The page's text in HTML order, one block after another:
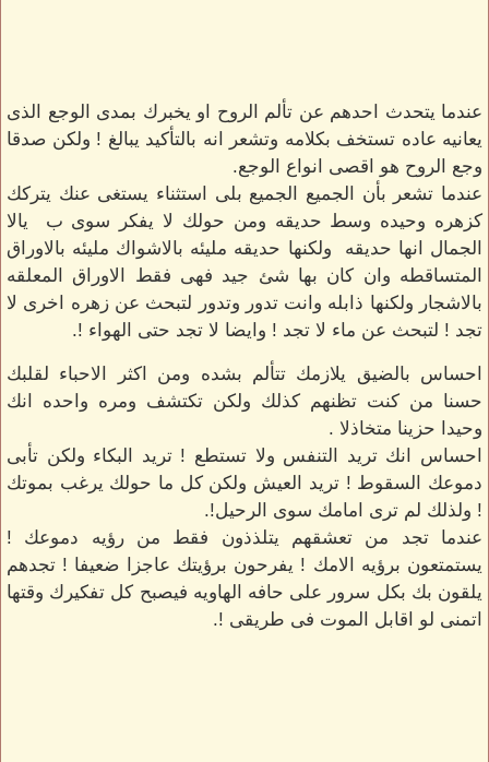
عندما يتحدث احدهم عن تألم الروح او يخبرك بمدى الوجع الذى
يعانيه عاده تستخف بكلامه وتشعر انه بالتأكيد يبالغ ! ولكن صدقا
وجع الروح هو اقصى انواع الوجع.
عندما تشعر بأن الجميع الجميع بلى استثناء يستغى عنك يتركك
كزهره وحيده وسط حديقه ومن حولك لا يفكر سوى ب يالا
الجمال انها حديقه ولكنها حديقه مليئه بالاشواك مليئه بالاوراق
المتساقطه وان كان بها شئ جيد فهى فقط الاوراق المعلقه
بالاشجار ولكنها ذابله وانت تدور وتدور لتبحث عن زهره اخرى لا
تجد ! لتبحث عن ماء لا تجد ! وايضا لا تجد حتى الهواء !.
احساس بالضيق يلازمك تتألم بشده ومن اكثر الاحباء لقلبك
حسنا من كنت تظنهم كذلك ولكن تكتشف ومره واحده انك
وحيدا حزينا متخاذلا .
احساس انك تريد التنفس ولا تستطع ! تريد البكاء ولكن تأبى
دموعك السقوط ! تريد العيش ولكن كل ما حولك يرغب بموتك
! ولذلك لم ترى امامك سوى الرحيل!.
عندما تجد من تعشقهم يتلذذون فقط من رؤيه دموعك !
يستمتعون برؤيه الامك ! يفرحون برؤيتك عاجزا ضعيفا ! تجدهم
يلقون بك بكل سرور على حافه الهاويه فيصبح كل تفكيرك وقتها
اتمنى لو اقابل الموت فى طريقى !.